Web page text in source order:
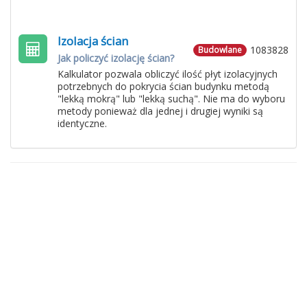
1083828
Budowlane
Izolacja ścian
Jak policzyć izolację ścian?
Kalkulator pozwala obliczyć ilość płyt izolacyjnych
potrzebnych do pokrycia ścian budynku metodą
"lekką mokrą" lub "lekką suchą". Nie ma do wyboru
metody ponieważ dla jednej i drugiej wyniki są
identyczne.